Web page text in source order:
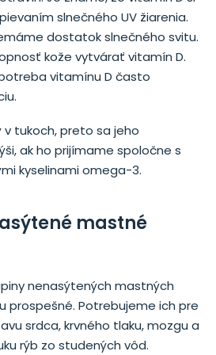
slnečného UV žiarenia.
dostatok slnečného svitu.
kože vytvárať vitamín D.
vitamínu D často
tukoch, preto sa jeho
ak ho prijímame spoločne s
kyselinami omega-3.
mastné
nenasýtených mastných
prospešné. Potrebujeme ich pre
srdca, krvného tlaku, mozgu a
rýb zo studených vôd.